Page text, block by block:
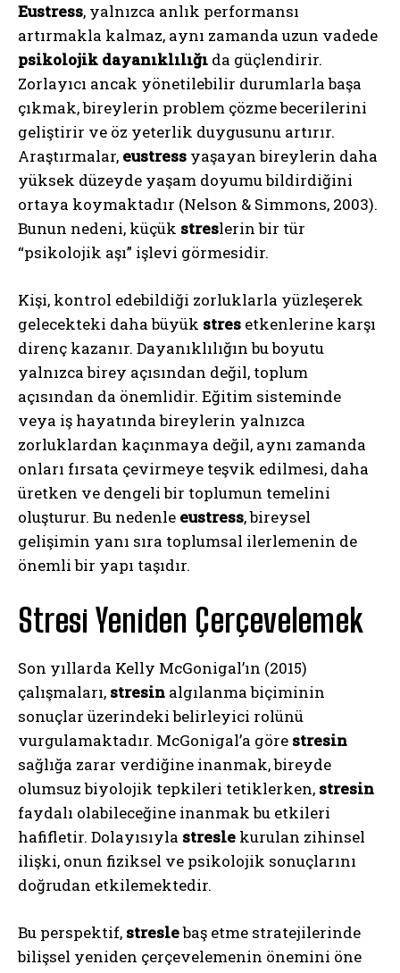
Eustress, yalnızca anlık performansı
artırmakla kalmaz, aynı zamanda uzun vadede
psikolojik dayanıklılığı da güçlendirir.
Zorlayıcı ancak yönetilebilir durumlarla başa
çıkmak, bireylerin problem çözme becerilerini
geliştirir ve öz yeterlik duygusunu artırır.
Araştırmalar, eustress yaşayan bireylerin daha
yüksek düzeyde yaşam doyumu bildirdiğini
ortaya koymaktadır (Nelson & Simmons, 2003).
Bunun nedeni, küçük streslerin bir tür
“psikolojik aşı” işlevi görmesidir.
Kişi, kontrol edebildiği zorluklarla yüzleşerek
gelecekteki daha büyük stres etkenlerine karşı
direnç kazanır. Dayanıklılığın bu boyutu
yalnızca birey açısından değil, toplum
açısından da önemlidir. Eğitim sisteminde
veya iş hayatında bireylerin yalnızca
zorluklardan kaçınmaya değil, aynı zamanda
onları fırsata çevirmeye teşvik edilmesi, daha
üretken ve dengeli bir toplumun temelini
oluşturur. Bu nedenle eustress, bireysel
gelişimin yanı sıra toplumsal ilerlemenin de
önemli bir yapı taşıdır.
Stresi Yeniden Çerçevelemek
Son yıllarda Kelly McGonigal’ın (2015)
çalışmaları, stresin algılanma biçiminin
sonuçlar üzerindeki belirleyici rolünü
vurgulamaktadır. McGonigal’a göre stresin
sağlığa zarar verdiğine inanmak, bireyde
olumsuz biyolojik tepkileri tetiklerken, stresin
faydalı olabileceğine inanmak bu etkileri
hafifletir. Dolayısıyla stresle kurulan zihinsel
ilişki, onun fiziksel ve psikolojik sonuçlarını
doğrudan etkilemektedir.
Bu perspektif, streslebaş etme stratejilerinde
bilişsel yeniden çerçevelemenin önemini öne